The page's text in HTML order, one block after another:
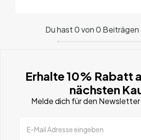
Du hast 0 von 0
Erhalte 10% Rabatt
nächsten
Melde dich für den Newsletter
E-Mail Adresse eingeben